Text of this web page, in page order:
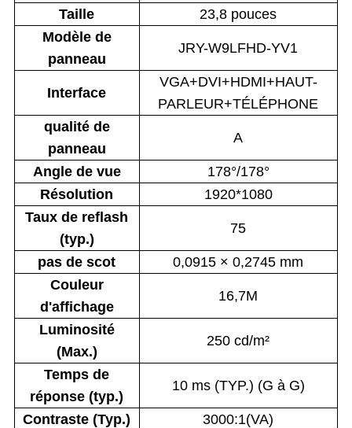
Taille
23,8 pouces
Modèle de
panneau
JRY-W9LFHD-YV1
Interface
VGA+DVI+HDMI+HAUT-
PARLEUR+TÉLÉPHONE
qualité de
panneau
A
Angle de vue
178°/178°
Résolution
1920*1080
Taux de reflash
(typ.)
75
pas de scot
0,0915 × 0,2745 mm
Couleur
d'affichage
16,7M
Luminosité
(Max.)
250 cd/m²
Temps de
réponse (typ.)
10 ms (TYP.) (G à G)
Contraste (Typ.)
3000:1(VA)